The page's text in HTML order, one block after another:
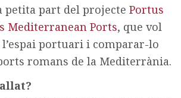
petita part del projectePortus
Mediterranean Ports, que vol
portuari i comparar-lo
romans de la Mediterrània.